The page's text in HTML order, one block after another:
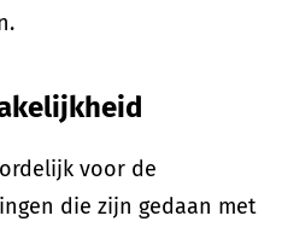
voor de
die zijn gedaan met